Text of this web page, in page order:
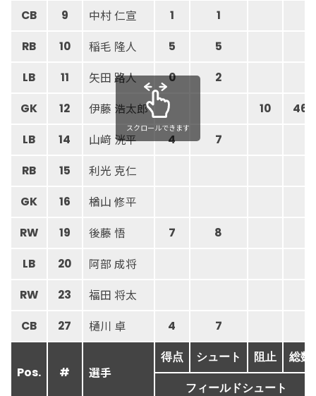
CB 9 中村 仁宣 1 1
RB 10 稲毛 隆人 5 5
LB 11 矢田 路人 0 2
GK 12 伊藤 浩太郎 10 46
LB 14 山﨑 洸平 4 7
RB 15 利光 克仁
GK 16 楢山 修平
RW 19 後藤 悟 7 8
LB 20 阿部 成将
RW 23 福田 将太
CB 27 樋川 卓 4 7
Pos. # 選手
得点 シュート 阻止 総数
フィールドシュート
スクロールできます